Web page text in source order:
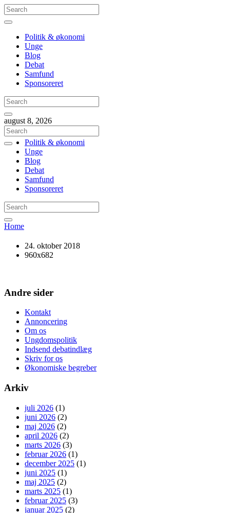
Politik & økonomi
Unge
Blog
Debat
Samfund
Sponsoreret
august 8, 2026
Politik & økonomi
Unge
Blog
Debat
Samfund
Sponsoreret
Home
24. oktober 2018
960x682
Andre sider
Kontakt
Annoncering
Om os
Ungdomspolitik
Indsend debatindlæg
Skriv for os
Økonomiske begreber
Arkiv
juli 2026 (1)
juni 2026 (2)
maj 2026 (2)
april 2026 (2)
marts 2026 (3)
februar 2026 (1)
december 2025 (1)
juni 2025 (1)
maj 2025 (2)
marts 2025 (1)
februar 2025 (3)
januar 2025 (2)